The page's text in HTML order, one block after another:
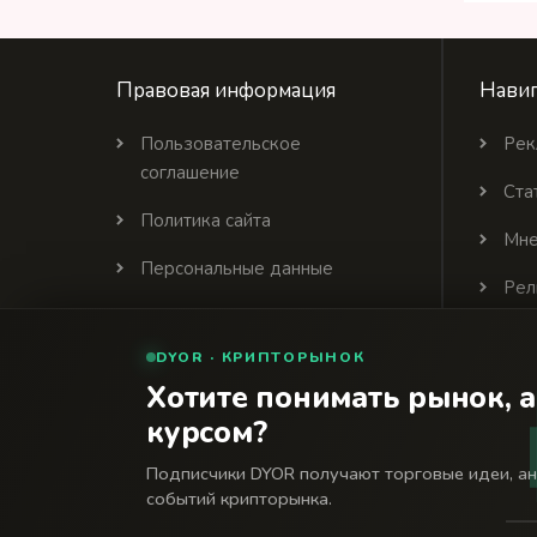
Правовая информация
Пользовательское
соглашение
Политика сайта
Персональные данные
Партнеры
© 2026 Финансовый интернет-портал «Банки
Сетевое издание «Банки Сегодня» зарегистрировано
DYOR · КРИПТОРЫНОК
Хотите понимать рынок,
курсом?
Подписчики DYOR получают торговые идеи,
событий крипторынка.